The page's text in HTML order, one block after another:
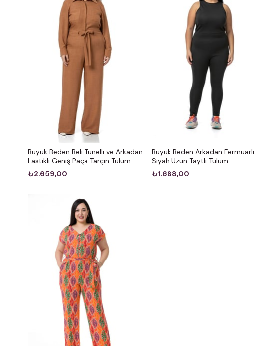
Büyük Beden Beli Tünelli ve Arkadan
Lastikli Geniş Paça Tarçın Tulum
₺2.659,00
Büyük Beden Arkadan Fermuarlı
Siyah Uzun Taytlı Tulum
₺1.688,00